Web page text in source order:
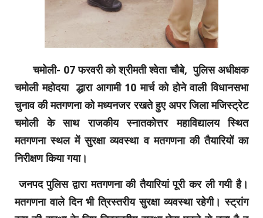
चमोली- 07 फरवरी को श्रीमती श्वेता चौबे, पुलिस अधीक्षक
चमोली महोदया द्धारा आगामी 10 मार्च को होने वाली विधानसभा
चुनाव की मतगणना को मध्यनजर रखते हुए अपर जिला मजिस्ट्रेट
चमोली के साथ राजकीय स्नातकोत्तर महाविद्यालय स्थित
मतगणना स्थल में सुरक्षा व्यवस्था व मतगणना की तैयारियों का
निरीक्षण किया गया।
जनपद पुलिस द्वारा मतगणना की तैयारियां पूरी कर ली गयी है।
मतगणना वाले दिन भी त्रिस्तरीय सुरक्षा व्यवस्था रहेगी। स्ट्रांग